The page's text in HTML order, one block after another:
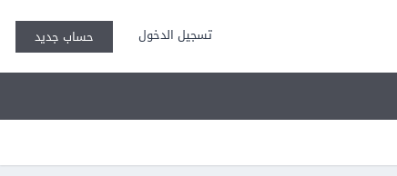
تسجيل الدخول حساب جديد